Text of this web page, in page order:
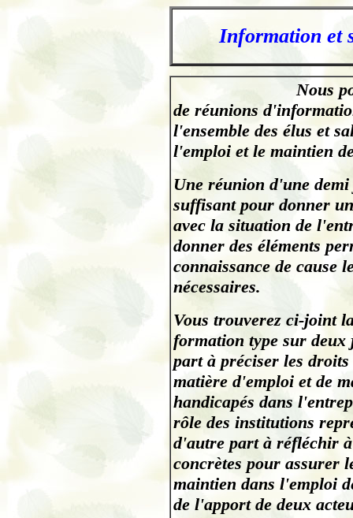
Information et
;
Nous
de réunions
l'ensemble des élus et
l'emploi et le maintien
Une réunion d'une
suffisant pour donner
avec la situation de
donner des éléments
connaissance de cause
nécessaires.
Vous trouverez ci-joint
formation type sur deux
part à préciser les
matière d'emploi et de
handicapés dans
rôle des institutions
d'autre part à réfléchir
concrètes pour assurer
maintien dans l'emploi
de l'apport de deux